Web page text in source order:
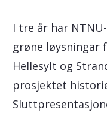
I tre år har
grøne løysningar
Hellesylt og
prosjektet